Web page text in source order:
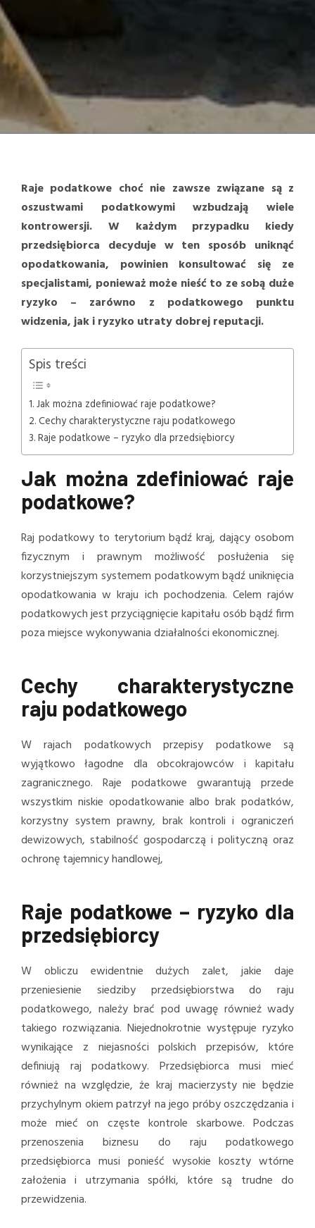
Raje podatkowe choć nie zawsze związane są z
oszustwami podatkowymi wzbudzają wiele
kontrowersji. W każdym przypadku kiedy
przedsiębiorca decyduje w ten sposób uniknąć
opodatkowania, powinien konsultować się ze
specjalistami, ponieważ może nieść to ze sobą duże
ryzyko – zarówno z podatkowego punktu
widzenia, jak i ryzyko utraty dobrej reputacji.
Spis treści
Jak można zdefiniować raje podatkowe?
Cechy charakterystyczne raju podatkowego
Raje podatkowe – ryzyko dla przedsiębiorcy
Jak można zdefiniować raje
podatkowe?
Raj podatkowy to terytorium bądź kraj, dający osobom
fizycznym i prawnym możliwość posłużenia się
korzystniejszym systemem podatkowym bądź uniknięcia
opodatkowania w kraju ich pochodzenia. Celem rajów
podatkowych jest przyciągnięcie kapitału osób bądź firm
poza miejsce wykonywania działalności ekonomicznej.
Cechy charakterystyczne
raju podatkowego
W rajach podatkowych przepisy podatkowe są
wyjątkowo łagodne dla obcokrajowców i kapitału
zagranicznego. Raje podatkowe gwarantują przede
wszystkim niskie opodatkowanie albo brak podatków,
korzystny system prawny, brak kontroli i ograniczeń
dewizowych, stabilność gospodarczą i polityczną oraz
ochronę tajemnicy handlowej,
Raje podatkowe – ryzyko dla
przedsiębiorcy
W obliczu ewidentnie dużych zalet, jakie daje
przeniesienie siedziby przedsiębiorstwa do raju
podatkowego, należy brać pod uwagę również wady
takiego rozwiązania. Niejednokrotnie występuje ryzyko
wynikające z niejasności polskich przepisów, które
definiują raj podatkowy. Przedsiębiorca musi mieć
również na względzie, że kraj macierzysty nie będzie
przychylnym okiem patrzył na jego próby oszczędzania i
może mieć on częste kontrole skarbowe. Podczas
przenoszenia biznesu do raju podatkowego
przedsiębiorca musi ponieść wysokie koszty wtórne
założenia i utrzymania spółki, które są trudne do
przewidzenia.